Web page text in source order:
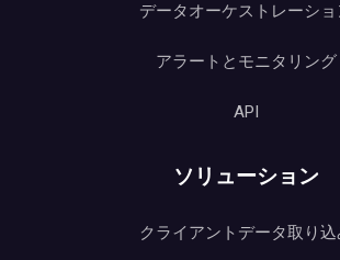
データオーケストレーショ
アラートとモニタリング
API
ソリューション
クライアントデータ取り込